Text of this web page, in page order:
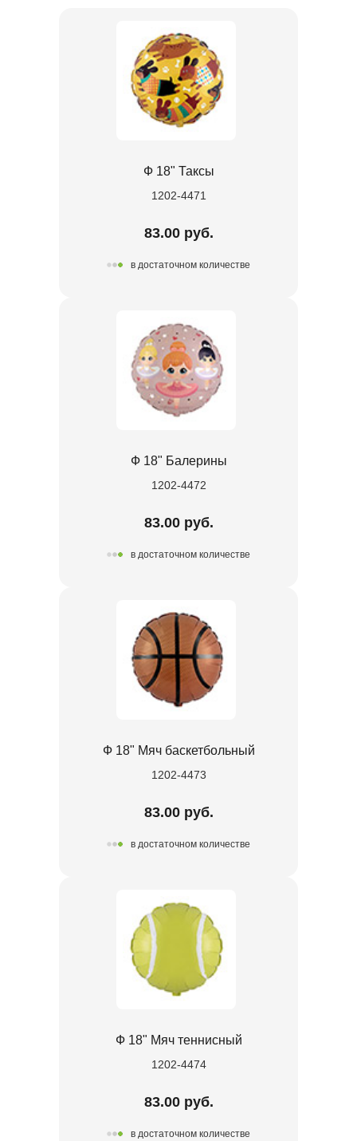
Ф 18" Таксы
1202-4471
83.00 руб.
в достаточном количестве
Ф 18" Балерины
1202-4472
83.00 руб.
в достаточном количестве
Ф 18" Мяч баскетбольный
1202-4473
83.00 руб.
в достаточном количестве
Ф 18" Мяч теннисный
1202-4474
83.00 руб.
в достаточном количестве